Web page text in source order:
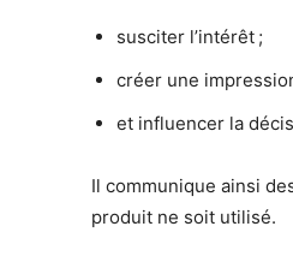
susciter l’intérêt ;
créer une
et influencer la
Il communique ainsi
produit ne soit utilisé.